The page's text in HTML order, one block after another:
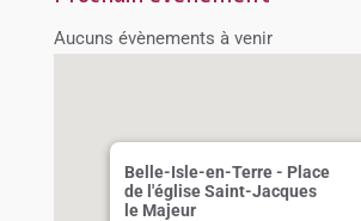
Aucuns évènements à venir
Belle-Isle-en-Terre - Place
de l'église Saint-Jacques
le Majeur